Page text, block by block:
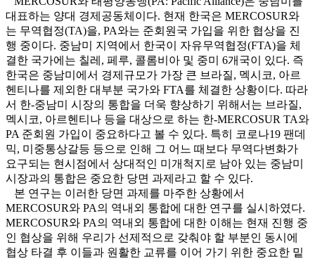
대표하는 양대 경제공동체이다. 현재 한국은 MERCOSUR와
는 무역협정(TA)을, PA와는 준회원국 가입을 위한 협상을 진
행 중이다. 중남미 지역에서 한국이 자유무역협정(FTA)을 체
결한 국가에는 칠레, 페루, 콜롬비아 및 중미 6개국이 있다. 즉
한국은 중남미에서 경제규모가 가장 큰 브라질, 멕시코, 아르
헨티나를 제외한 대부분 국가와 FTA를 체결한 상황이다. 따라
서 한-중남미 시장의 통합을 더욱 향상하기 위해서는 브라질,
멕시코, 아르헨티나 등을 대상으로 하는 한-MERCOSUR TA와
PA 준회원 가입이 중요하다고 볼 수 있다. 특히 코로나19 팬데
믹, 미중통상갈등 등으로 인해 그 어느 때보다 무역다변화가
요구되는 현시점에서 상대적인 미개척지로 남아 있는 중남미
시장과의 통합은 중요한 당면 과제라고 할 수 있다.
본 연구는 이러한 당면 과제를 마주한 상황에서
MERCOSUR와 PA의 역내외 통합에 대한 연구를 실시하였다.
MERCOSUR와 PA의 역내외 통합에 대한 이해는 현재 진행 중
인 협상을 위해 우리가 선제적으로 갖춰야 할 부분인 동시에
협상 타결 후 이들과 원활한 교류를 이어 가기 위한 중요한 밑